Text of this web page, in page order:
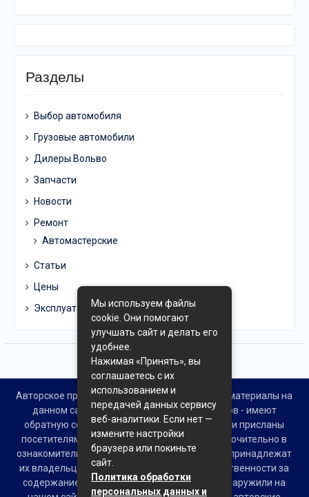
Разделы
Выбор автомобиля
Грузовые автомобили
Дилеры Вольво
Запчасти
Новости
Ремонт
Автомастерские
Статьи
Цены
Эксплуатация
Авторское право © Все права защищены. Все материалы на
данном сайте взяты из открытых источников - имеют
обратную ссылку на материал в интернете или присланы
посетителями сайта и предоставляются исключительно в
ознакомительных целях. Права на материалы принадлежат
их владельцам. Администрация сайта ответственности за
содержание материала не несет. Если Вы обнаружили на
Мы используем файлы
cookie. Они помогают
улучшать сайт и делать его
удобнее.
Нажимая «Принять», вы
соглашаетесь с их
использованием и
передачей данных сервису
веб-аналитики. Если нет —
измените настройки
браузера или покиньте
сайт.
Политика обработки
персональных данных и